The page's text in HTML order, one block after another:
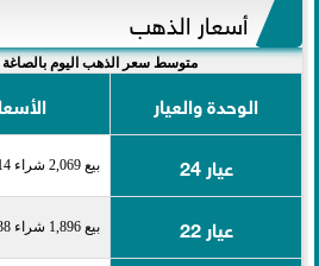
أسعار الذهب
متوسط سعر الذهب اليوم بالصاغة
الوحدة والعيار
عيار 24
بيع 2,069 شراء 2,114
عيار 22 بيع 1,896 شراء 1,938